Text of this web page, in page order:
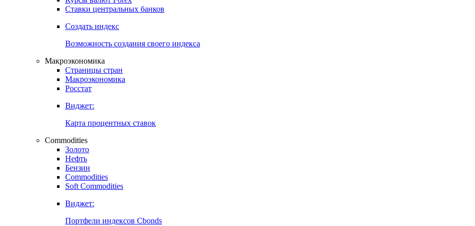
Ставки центральных банков
Создать индекс
Возможность создания своего индекса
Макроэкономика
Страницы стран
Макроэкономика
Росстат
Виджет:
Карта процентных ставок
Commodities
Золото
Нефть
Бензин
Commodities
Soft Commodities
Виджет:
Портфели индексов Cbonds